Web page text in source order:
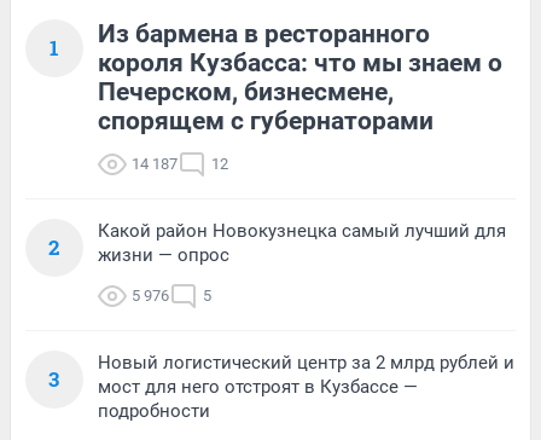
1
Из бармена в ресторанного
короля Кузбасса: что мы знаем о
Печерском, бизнесмене,
спорящем с губернаторами
14 187 12
2
Какой район Новокузнецка самый лучший для
жизни — опрос
5 976 5
3
Новый логистический центр за 2 млрд рублей и
мост для него отстроят в Кузбассе —
подробности